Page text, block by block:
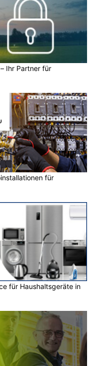
Ihr Partner für
für
für Haushaltsgeräte in